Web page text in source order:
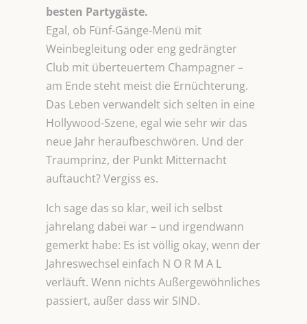
besten Partygäste.
Egal, ob Fünf-Gänge-Menü mit
Weinbegleitung oder eng gedrängter
Club mit überteuertem Champagner –
am Ende steht meist die Ernüchterung.
Das Leben verwandelt sich selten in eine
Hollywood-Szene, egal wie sehr wir das
neue Jahr heraufbeschwören. Und der
Traumprinz, der Punkt Mitternacht
auftaucht? Vergiss es.
Ich sage das so klar, weil ich selbst
jahrelang dabei war – und irgendwann
gemerkt habe: Es ist völlig okay, wenn der
Jahreswechsel einfach N O R M A L
verläuft. Wenn nichts Außergewöhnliches
passiert, außer dass wir SIND.